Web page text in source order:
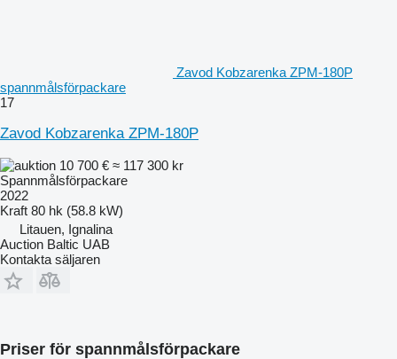
Zavod Kobzarenka ZPM-180P
spannmålsförpackare
17
Zavod Kobzarenka ZPM-180P
10 700 € ≈ 117 300 kr
Spannmålsförpackare
2022
Kraft 80 hk (58.8 kW)
Litauen, Ignalina
Auction Baltic UAB
Kontakta säljaren
Priser för spannmålsförpackare